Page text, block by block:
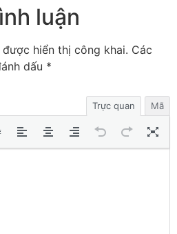
luận
hiển thị công khai. Các
dấu *
Trực quan Mã